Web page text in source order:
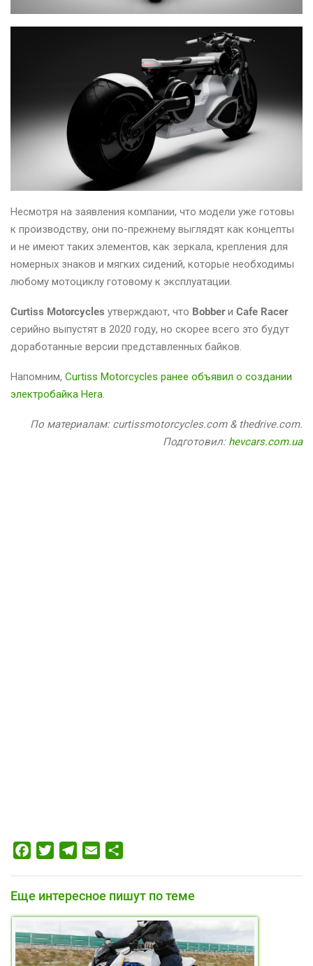
Несмотря на заявления компании, что модели уже готовы
к производству, они по-прежнему выглядят как концепты
и не имеют таких элементов, как зеркала, крепления для
номерных знаков и мягких сидений, которые необходимы
любому мотоциклу готовому к эксплуатации.
Curtiss Motorcycles утверждают, что Bobberи Cafe Racer
серийно выпустят в 2020 году, но скорее всего это будут
доработанные версии представленных байков.
Напомним, Curtiss Motorcycles ранее объявил о создании
электробайка Hera.
По материалам: curtissmotorcycles.com & thedrive.com.
Подготовил: hevcars.com.ua
FacebookTwitterTelegram
Email
Еще интересное пишут по теме